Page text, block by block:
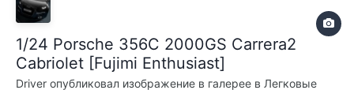
1/24 Porsche 356C 2000GS Carrera2
Cabriolet [Fujimi Enthusiast]
Driver опубликовал изображение в галерее в Легковые